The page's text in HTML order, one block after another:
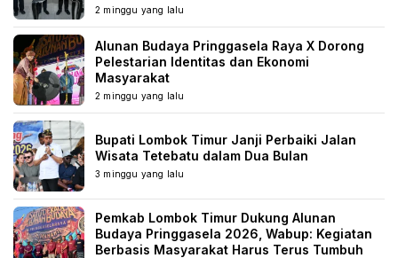
2 minggu yang lalu
Alunan Budaya Pringgasela Raya X Dorong
Pelestarian Identitas dan Ekonomi
Masyarakat
2 minggu yang lalu
Bupati Lombok Timur Janji Perbaiki Jalan
Wisata Tetebatu dalam Dua Bulan
3 minggu yang lalu
Pemkab Lombok Timur Dukung Alunan
Budaya Pringgasela 2026, Wabup: Kegiatan
Berbasis Masyarakat Harus Terus Tumbuh